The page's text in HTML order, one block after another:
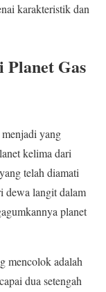
karakteristik dan
Planet Gas
yang
kelima dari
telah diamati
dewa langit dalam
planet
mencolok adalah
dua setengah